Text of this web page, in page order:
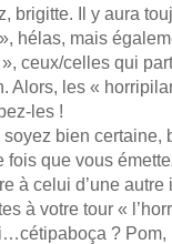
brigitte. Il y aura
hélas, mais
ceux/celles qui
Alors, les «
les !
soyez bien certaine,
fois que vous
à celui d’une autre
à votre tour «
?